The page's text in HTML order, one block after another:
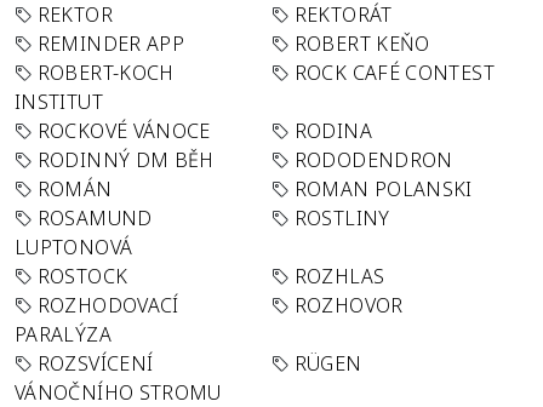
REKTOR
REKTORÁT
REMINDER APP
ROBERT KEŇO
ROBERT-KOCH
INSTITUT
ROCK CAFÉ CONTEST
ROCKOVÉ VÁNOCE
RODINA
RODINNÝ DM BĚH
RODODENDRON
ROMÁN
ROMAN POLANSKI
ROSAMUND
LUPTONOVÁ
ROSTLINY
ROSTOCK
ROZHLAS
ROZHODOVACÍ
PARALÝZA
ROZHOVOR
ROZSVÍCENÍ
VÁNOČNÍHO STROMU
RÜGEN